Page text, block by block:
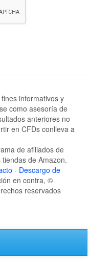
informativos y
como asesoría de
anteriores no
en CFDs conlleva a
de afiliados de
de Amazon.
- Descargo de
en contra, ©
reservados